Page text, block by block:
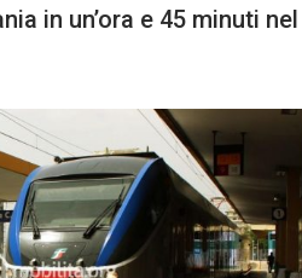
in un’ora e 45 minuti